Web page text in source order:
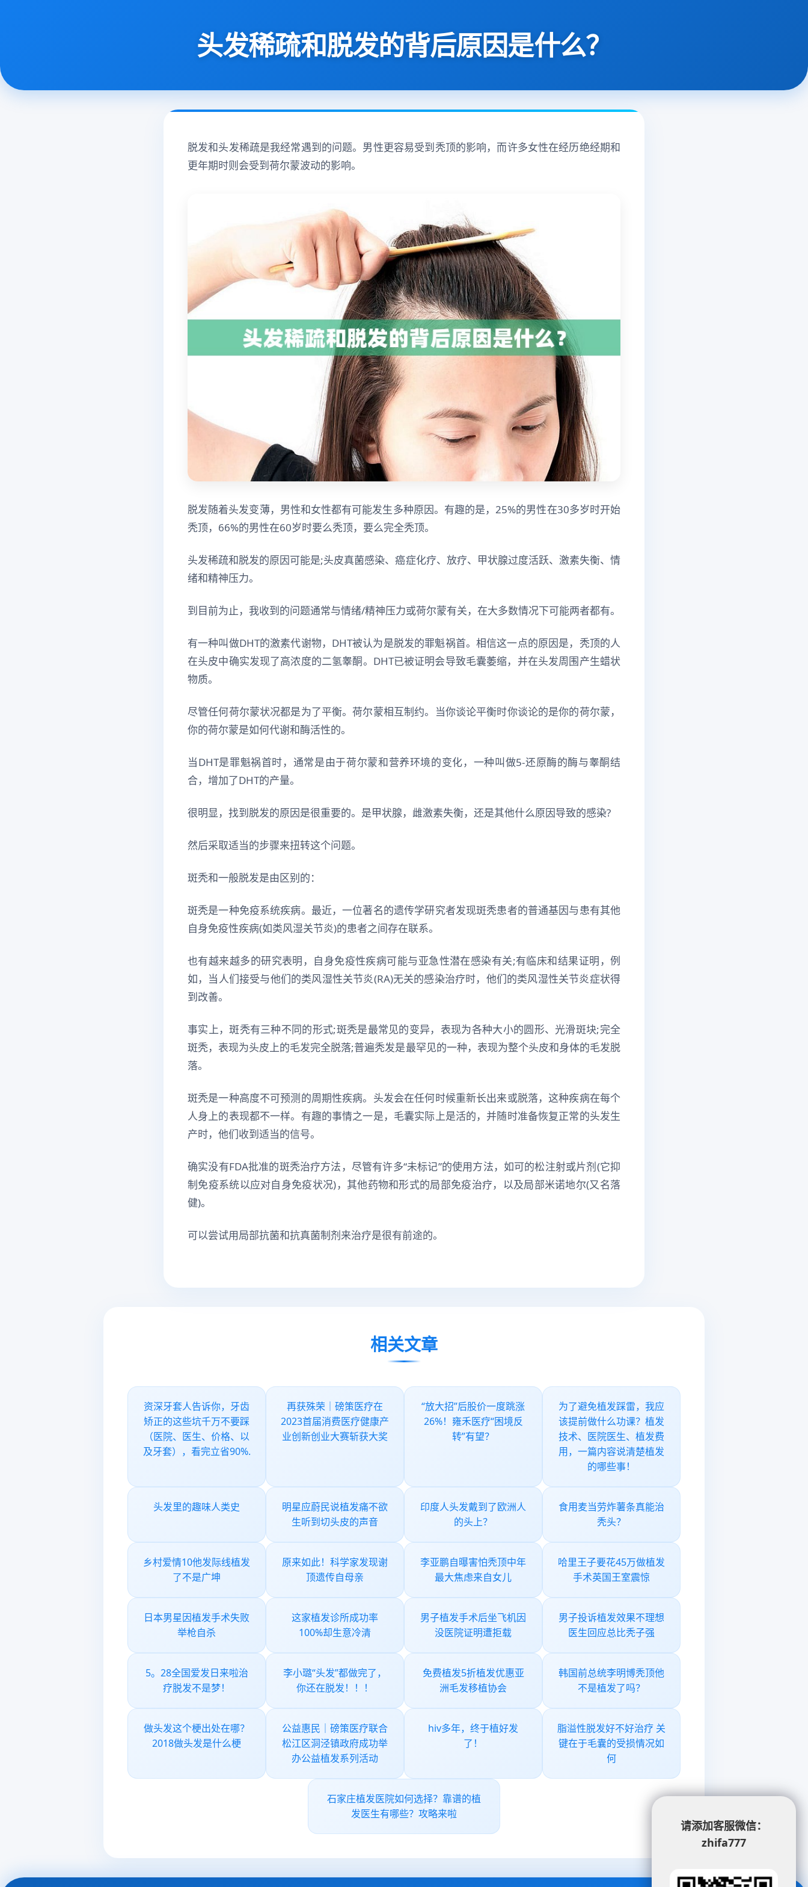
头发稀疏和脱发的背后原因是什么？
脱发和头发稀疏是我经常遇到的问题。男性更容易受到秃顶的影响，而许多女性在经历绝经期和
更年期时则会受到荷尔蒙波动的影响。
脱发随着头发变薄，男性和女性都有可能发生多种原因。有趣的是，25%的男性在30多岁时开始
秃顶，66%的男性在60岁时要么秃顶，要么完全秃顶。
头发稀疏和脱发的原因可能是;头皮真菌感染、癌症化疗、放疗、甲状腺过度活跃、激素失衡、情
绪和精神压力。
到目前为止，我收到的问题通常与情绪/精神压力或荷尔蒙有关，在大多数情况下可能两者都有。
有一种叫做DHT的激素代谢物，DHT被认为是脱发的罪魁祸首。相信这一点的原因是，秃顶的人
在头皮中确实发现了高浓度的二氢睾酮。DHT已被证明会导致毛囊萎缩，并在头发周围产生蜡状
物质。
尽管任何荷尔蒙状况都是为了平衡。荷尔蒙相互制约。当你谈论平衡时你谈论的是你的荷尔蒙，
你的荷尔蒙是如何代谢和酶活性的。
当DHT是罪魁祸首时，通常是由于荷尔蒙和营养环境的变化，一种叫做5-还原酶的酶与睾酮结
合，增加了DHT的产量。
很明显，找到脱发的原因是很重要的。是甲状腺，雌激素失衡，还是其他什么原因导致的感染?
然后采取适当的步骤来扭转这个问题。
斑秃和一般脱发是由区别的：
斑秃是一种免疫系统疾病。最近，一位著名的遗传学研究者发现斑秃患者的普通基因与患有其他
自身免疫性疾病(如类风湿关节炎)的患者之间存在联系。
也有越来越多的研究表明，自身免疫性疾病可能与亚急性潜在感染有关;有临床和结果证明，例
如，当人们接受与他们的类风湿性关节炎(RA)无关的感染治疗时，他们的类风湿性关节炎症状得
到改善。
事实上，斑秃有三种不同的形式;斑秃是最常见的变异，表现为各种大小的圆形、光滑斑块;完全
斑秃，表现为头皮上的毛发完全脱落;普遍秃发是最罕见的一种，表现为整个头皮和身体的毛发脱
落。
斑秃是一种高度不可预测的周期性疾病。头发会在任何时候重新长出来或脱落，这种疾病在每个
人身上的表现都不一样。有趣的事情之一是，毛囊实际上是活的，并随时准备恢复正常的头发生
产时，他们收到适当的信号。
确实没有FDA批准的斑秃治疗方法，尽管有许多“未标记”的使用方法，如可的松注射或片剂(它抑
制免疫系统以应对自身免疫状况)，其他药物和形式的局部免疫治疗，以及局部米诺地尔(又名落
健)。
可以尝试用局部抗菌和抗真菌制剂来治疗是很有前途的。
相关文章
资深牙套人告诉你，牙齿
矫正的这些坑千万不要踩
（医院、医生、价格、以
及牙套），看完立省90%.
再获殊荣｜磅策医疗在
2023首届消费医疗健康产
业创新创业大赛斩获大奖
“放大招”后股价一度跳涨
26%！雍禾医疗“困境反
转”有望？
为了避免植发踩雷，我应
该提前做什么功课？植发
技术、医院医生、植发费
用，一篇内容说清楚植发
的哪些事！
头发里的趣味人类史
明星应蔚民说植发痛不欲
生听到切头皮的声音
印度人头发戴到了欧洲人
的头上？
食用麦当劳炸薯条真能治
秃头？
乡村爱情10他发际线植发
了不是广坤
原来如此！科学家发现谢
顶遗传自母亲
李亚鹏自曝害怕秃顶中年
最大焦虑来自女儿
哈里王子要花45万做植发
手术英国王室震惊
日本男星因植发手术失败
举枪自杀
这家植发诊所成功率
100%却生意冷清
男子植发手术后坐飞机因
没医院证明遭拒载
男子投诉植发效果不理想
医生回应总比秃子强
5。28全国爱发日来啦治
疗脱发不是梦！
李小璐“头发”都做完了，
你还在脱发！！！
免费植发5折植发优惠亚
洲毛发移植协会
韩国前总统李明博秃顶他
不是植发了吗？
做头发这个梗出处在哪？
2018做头发是什么梗
公益惠民｜磅策医疗联合
松江区洞泾镇政府成功举
办公益植发系列活动
hiv多年，终于植好发
了！
脂溢性脱发好不好治疗 关
键在于毛囊的受损情况如
何
石家庄植发医院如何选择？靠谱的植
发医生有哪些？攻略来啦
请添加客服微信：
zhifa777